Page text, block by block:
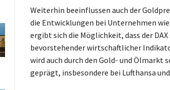
Weiterhin beeinflussen auch der
die Entwicklungen bei Unternehmen
ergibt sich die Möglichkeit, dass der
bevorstehender wirtschaftlicher
wird auch durch den Gold- und
geprägt, insbesondere bei Lufthansa